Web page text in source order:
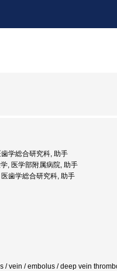
学総合研究科, 助手
, 医学部附属病院, 助手
歯学総合研究科, 助手
/ vein / embolus / deep vein